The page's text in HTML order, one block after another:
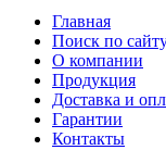
Меню
подвале
Главная
Поиск по
О компании
Продукция
Доставка и
Гарантии
Контакты